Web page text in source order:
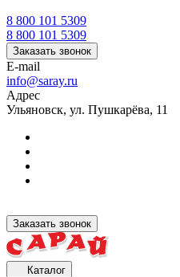
8 800 101 5309
8 800 101 5309
Заказать звонок
E-mail
info@saray.ru
Адрес
Ульяновск, ул. Пушкарёва, 11
Заказать звонок
Каталог